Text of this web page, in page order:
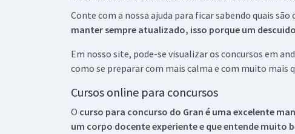
Conte com a nossa ajuda para ficar sabendo quais são
manter sempre atualizado, isso porque um
Em nosso site, pode-se visualizar os concursos em
como se preparar com mais calma e com muito mais
Cursos online para concursos
O curso para concurso do Gran é uma excelente
um corpo docente experiente e que entende muito